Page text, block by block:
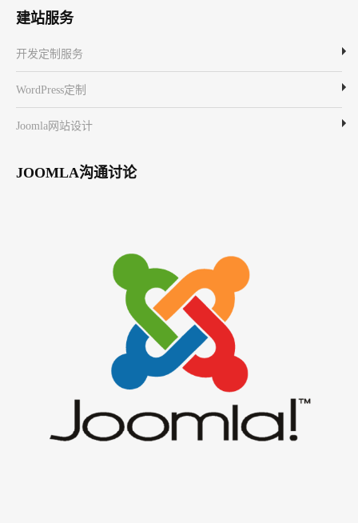
建站服务
开发定制服务
WordPress定制
Joomla网站设计
JOOMLA沟通讨论